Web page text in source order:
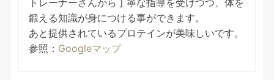
鍛える知識が身につける事ができます。
あと提供されているプロテインが美味しいです。
参照： Googleマップ